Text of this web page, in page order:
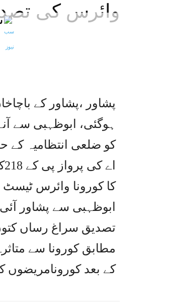
وائرس کی
کو ضلعی انتظامیہ کے
کا کورونا وائرس ٹیسٹ
تصدیق سراغ رساں
مطابق کورونا سے
کے بعد کورونامریضوں